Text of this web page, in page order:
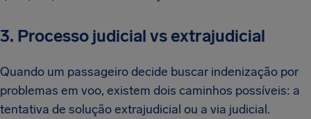
3. Processo judicial vs extrajudicial
Quando um passageiro decide buscar indenização por
problemas em voo, existem dois caminhos possíveis: a
tentativa de solução extrajudicial ou a via judicial.